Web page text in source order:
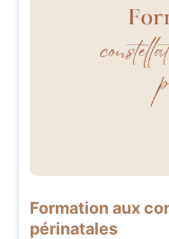
Formation aux
périnatales